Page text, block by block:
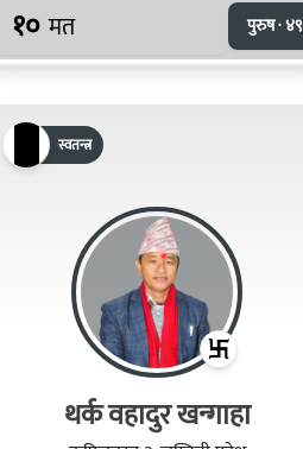
१० मत पुरुष · ४९
स्वतन्त्र
थर्क वहादुर खन्गाहा